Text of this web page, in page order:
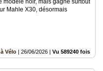
modèle noir, mais gagne surtout
Mahle X30, désormais
Vélo | 26/06/2026 | Vu 589240 fois